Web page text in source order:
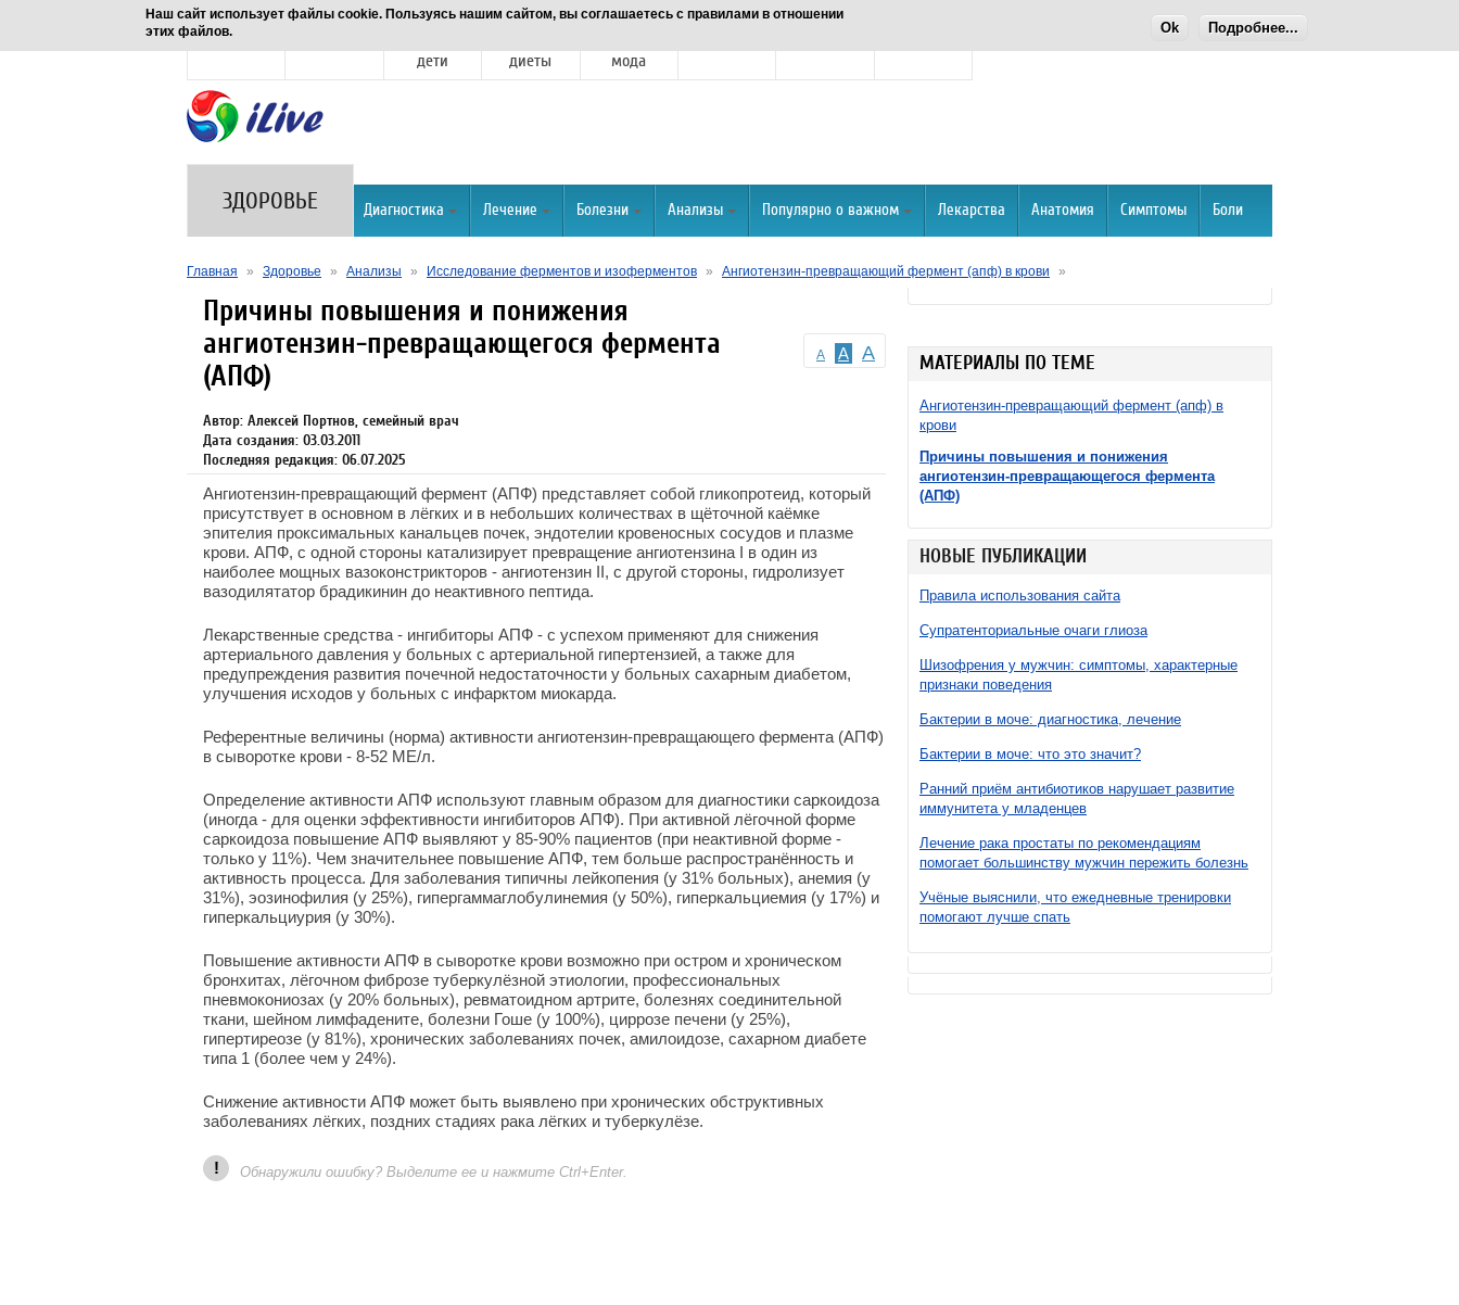
Наш сайт использует файлы cookie. Пользуясь нашим сайтом, вы соглашаетесь с правилами в отношении
этих файлов.
Ok Подробнее...
Новости
дети
диеты
мода
ЗДОРОВЬЕ Диагностика Лечение Болезни Анализы Популярно о важном Лекарства Анатомия Симптомы Боли
Главная » Здоровье » Анализы » Исследование ферментов и изоферментов » Ангиотензин-превращающий фермент (апф) в крови »
МАТЕРИАЛЫ ПО ТЕМЕ
Ангиотензин-превращающий фермент (апф) в
крови
Причины повышения и понижения
ангиотензин-превращающегося фермента
(АПФ)
НОВЫЕ ПУБЛИКАЦИИ
Правила использования сайта
Супратенториальные очаги глиоза
Шизофрения у мужчин: симптомы, характерные
признаки поведения
Бактерии в моче: диагностика, лечение
Бактерии в моче: что это значит?
Ранний приём антибиотиков нарушает развитие
иммунитета у младенцев
Лечение рака простаты по рекомендациям
помогает большинству мужчин пережить болезнь
Учёные выяснили, что ежедневные тренировки
помогают лучше спать
A A A
Причины повышения и понижения
ангиотензин-превращающегося фермента
(АПФ)
Автор: Алексей Портнов, семейный врач
Дата создания: 03.03.2011
Последняя редакция: 06.07.2025
Ангиотензин-превращающий фермент (АПФ) представляет собой гликопротеид, который
присутствует в основном в лёгких и в небольших количествах в щёточной каёмке
эпителия проксимальных канальцев почек, эндотелии кровеносных сосудов и плазме
крови. АПФ, с одной стороны катализирует превращение ангиотензина I в один из
наиболее мощных вазоконстрикторов - ангиотензин II, с другой стороны, гидролизует
вазодилятатор брадикинин до неактивного пептида.
Лекарственные средства - ингибиторы АПФ - с успехом применяют для снижения
артериального давления у больных с артериальной гипертензией, а также для
предупреждения развития почечной недостаточности у больных сахарным диабетом,
улучшения исходов у больных с инфарктом миокарда.
Референтные величины (норма) активности ангиотензин-превращающего фермента (АПФ)
в сыворотке крови - 8-52 МЕ/л.
Определение активности АПФ используют главным образом для диагностики саркоидоза
(иногда - для оценки эффективности ингибиторов АПФ). При активной лёгочной форме
саркоидоза повышение АПФ выявляют у 85-90% пациентов (при неактивной форме -
только у 11%). Чем значительнее повышение АПФ, тем больше распространённость и
активность процесса. Для заболевания типичны лейкопения (у 31% больных), анемия (у
31%), эозинофилия (у 25%), гипергаммаглобулинемия (у 50%), гиперкальциемия (у 17%) и
гиперкальциурия (у 30%).
Повышение активности АПФ в сыворотке крови возможно при остром и хроническом
бронхитах, лёгочном фиброзе туберкулёзной этиологии, профессиональных
пневмокониозах (у 20% больных), ревматоидном артрите, болезнях соединительной
ткани, шейном лимфадените, болезни Гоше (у 100%), циррозе печени (у 25%),
гипертиреозе (у 81%), хронических заболеваниях почек, амилоидозе, сахарном диабете
типа 1 (более чем у 24%).
Снижение активности АПФ может быть выявлено при хронических обструктивных
заболеваниях лёгких, поздних стадиях рака лёгких и туберкулёзе.
! Обнаружили ошибку? Выделите ее и нажмите Ctrl+Enter.